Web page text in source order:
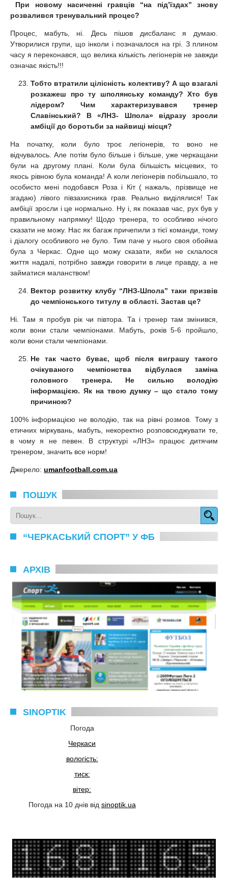
При новому насиченні гравців “на під’їздах” знову
розвалився тренувальний процес?
Процес, мабуть, ні. Десь пішов дисбаланс я думаю.
Утворилися групи, що інколи і позначалося на грі. З плином
часу я переконався, що велика кількість легіонерів не завжди
означає якість!!!
Тобто втратили цілісність колективу? А що взагалі
розкажеш про ту шполянську команду? Хто був
лідером? Чим характеризувався тренер
Славінський? В «ЛНЗ- Шпола» відразу зросли
амбіції до боротьби за найвищі місця?
На початку, коли було троє легіонерів, то воно не
відчувалось. Але потім було більше і більше, уже черкащани
були на другому плані. Коли була більшість місцевих, то
якось рівною була команда! А коли легіонерів побільшало, то
особисто мені подобався Роза і Кіт ( нажаль, прізвище не
згадаю) лівого півзахисника грав. Реально виділялися! Так
амбіції зросли і це нормально. Ну і, як показав час, рух був у
правильному напрямку! Щодо тренера, то особливо нічого
сказати не можу. Нас як багаж причепили з тієї команди, тому
і діалогу особливого не було. Тим паче у нього своя обойма
була з Черкас. Одне що можу сказати, якби не склалося
життя надалі, потрібно завжди говорити в лице правду, а не
займатися маланством!
Вектор розвитку клубу “ЛНЗ-Шпола” таки призвів
до чемпіонського титулу в області. Застав це?
Ні. Там я пробув рік чи півтора. Та і тренер там змінився,
коли вони стали чемпіонами. Мабуть, років 5-6 пройшло,
коли вони стали чемпіонами.
Не так часто буває, щоб після виграшу такого
очікуваного чемпіонства відбулася заміна
головного тренера. Не сильно володію
інформацією. Як на твою думку – що стало тому
причиною?
100% інформацією не володію, так на рівні розмов. Тому з
етичних міркувань, мабуть, некоректно розповсюджувати те,
в чому я не певен. В структурі «ЛНЗ» працює дитячим
тренером, значить все норм!
Джерело: umanfootball.com.ua
ПОШУК
“ЧЕРКАСЬКИЙ СПОРТ” У ФБ
АРХІВ
SINOPTIK
Погода
Черкаси
вологість:
тиск:
вітер:
Погода на 10 днів від sinoptik.ua